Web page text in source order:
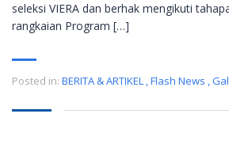
seleksi VIERA dan berhak mengikuti
rangkaian Program […]
Posted in: BERITA & ARTIKEL ,Flash News ,